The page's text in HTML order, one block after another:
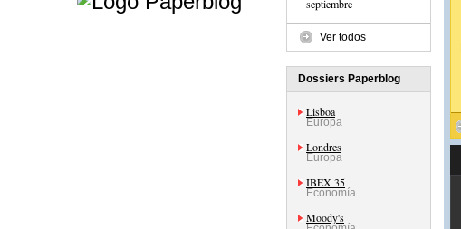
septiembre
Ver todos
Dossiers Paperblog
Lisboa
Europa
Londres
Europa
IBEX 35
Economía
Moody's